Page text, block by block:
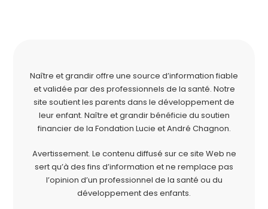
Naître et grandir offre une source d’information fiable
et validée par des professionnels de la santé. Notre
site soutient les parents dans le développement de
leur enfant. Naître et grandir bénéficie du soutien
financier de la Fondation Lucie et André Chagnon.
Avertissement. Le contenu diffusé sur ce site Web ne
sert qu’à des fins d’information et ne remplace pas
l’opinion d’un professionnel de la santé ou du
développement des enfants.